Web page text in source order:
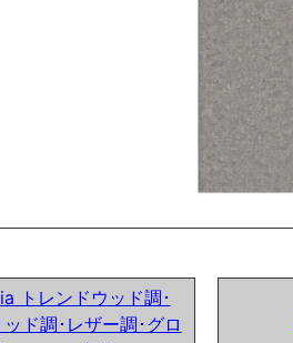
トレンドウッド調･
ッド調･レザー調･グロ